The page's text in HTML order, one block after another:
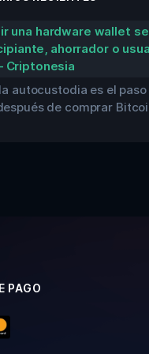
una hardware wallet
ahorrador o
Criptonesia
autocustodia es el
de comprar
PAGO